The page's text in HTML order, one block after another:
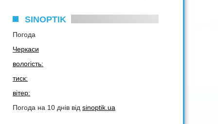
SINOPTIK
Погода
Черкаси
вологість:
тиск:
вітер:
Погода на 10 днів від sinoptik.ua